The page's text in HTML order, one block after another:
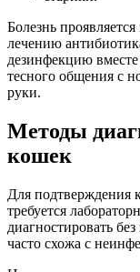
Болезнь
лечению
дезинфекцию
тесного общения с
руки.
Методы
кошек
Для подтверждения
требуется
диагностировать
часто схожа с